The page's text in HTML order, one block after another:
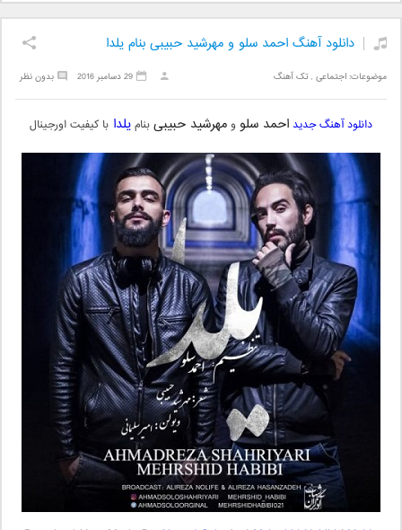
دانلود آهنگ احمد سلو و مهرشید حبیبی بنام یلدا
موضوعات:اجتماعی ,تک آهنگ بدون نظر 29 دسامبر 2016
دانلود آهنگ جدید احمد سلو ومهرشید حبیبیبنامیلدا با کیفیت اورجینال